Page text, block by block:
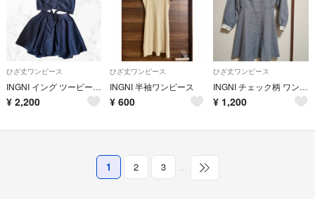
ひざ丈ワンピース
INGNI イング ツーピース ワンピース ネイビー Mサイズ
¥ 2,200
ひざ丈ワンピース
INGNI 半袖ワンピース
¥ 600
ひざ丈ワンピース
INGNI チェック柄 ワンピース 長袖 グレー M
¥ 1,200
1 2 3 …